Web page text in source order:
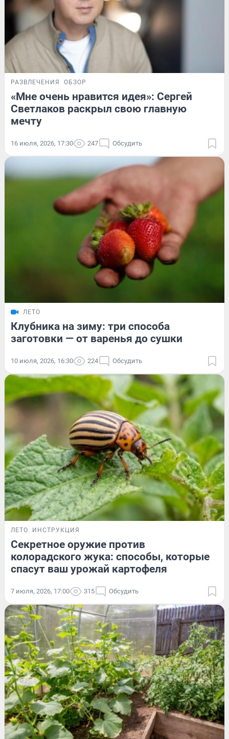
РАЗВЛЕЧЕНИЯ ОБЗОР
«Мне очень нравится идея»: Сергей
Светлаков раскрыл свою главную
мечту
16 июля, 2026, 17:30 247 Обсудить
ЛЕТО
Клубника на зиму: три способа
заготовки — от варенья до сушки
10 июля, 2026, 16:30 224 Обсудить
ЛЕТО ИНСТРУКЦИЯ
Секретное оружие против
колорадского жука: способы, которые
спасут ваш урожай картофеля
7 июля, 2026, 17:00 315 Обсудить